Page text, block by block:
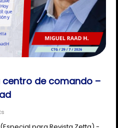
centro de comando –